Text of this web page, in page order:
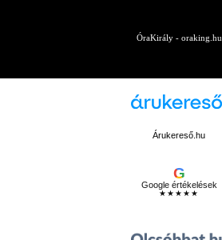
ÓraKirály - oraking.hu
Árukereső.hu
G
Google értékelések
★★★★★